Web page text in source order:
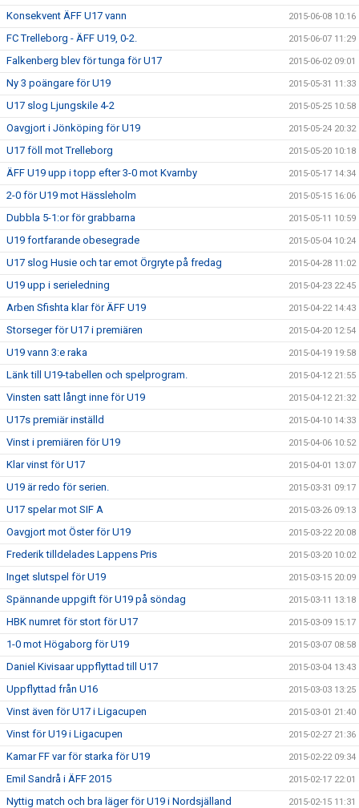
Konsekvent ÄFF U17 vann 2015-06-08 10:16
FC Trelleborg - ÄFF U19, 0-2. 2015-06-07 11:29
Falkenberg blev för tunga för U17 2015-06-02 09:01
Ny 3 poängare för U19 2015-05-31 11:33
U17 slog Ljungskile 4-2 2015-05-25 10:58
Oavgjort i Jönköping för U19 2015-05-24 20:32
U17 föll mot Trelleborg 2015-05-20 10:18
ÄFF U19 upp i topp efter 3-0 mot Kvarnby 2015-05-17 14:34
2-0 för U19 mot Hässleholm 2015-05-15 16:06
Dubbla 5-1:or för grabbarna 2015-05-11 10:59
U19 fortfarande obesegrade 2015-05-04 10:24
U17 slog Husie och tar emot Örgryte på fredag 2015-04-28 11:02
U19 upp i serieledning 2015-04-23 22:45
Arben Sfishta klar för ÄFF U19 2015-04-22 14:43
Storseger för U17 i premiären 2015-04-20 12:54
U19 vann 3:e raka 2015-04-19 19:58
Länk till U19-tabellen och spelprogram. 2015-04-12 21:55
Vinsten satt långt inne för U19 2015-04-12 21:32
U17s premiär inställd 2015-04-10 14:33
Vinst i premiären för U19 2015-04-06 10:52
Klar vinst för U17 2015-04-01 13:07
U19 är redo för serien. 2015-03-31 09:17
U17 spelar mot SIF A 2015-03-26 09:13
Oavgjort mot Öster för U19 2015-03-22 20:08
Frederik tilldelades Lappens Pris 2015-03-20 10:02
Inget slutspel för U19 2015-03-15 20:09
Spännande uppgift för U19 på söndag 2015-03-11 13:18
HBK numret för stort för U17 2015-03-09 15:17
1-0 mot Högaborg för U19 2015-03-07 08:58
Daniel Kivisaar uppflyttad till U17 2015-03-04 13:43
Uppflyttad från U16 2015-03-03 13:25
Vinst även för U17 i Ligacupen 2015-03-01 21:40
Vinst för U19 i Ligacupen 2015-02-27 21:36
Kamar FF var för starka för U19 2015-02-22 09:34
Emil Sandrå i ÄFF 2015 2015-02-17 22:01
Nyttig match och bra läger för U19 i Nordsjälland 2015-02-15 11:31